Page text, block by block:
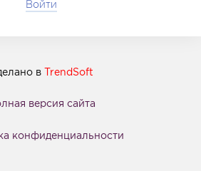
Войти
в TrendSoft
версия сайта
конфиденциальности